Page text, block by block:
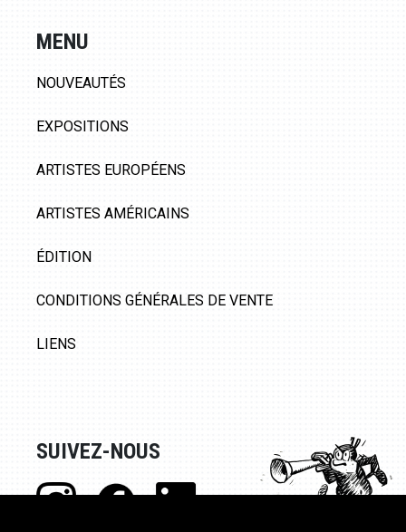
MENU
NOUVEAUTÉS
EXPOSITIONS
ARTISTES EUROPÉENS
ARTISTES AMÉRICAINS
ÉDITION
CONDITIONS GÉNÉRALES DE VENTE
LIENS
SUIVEZ-NOUS